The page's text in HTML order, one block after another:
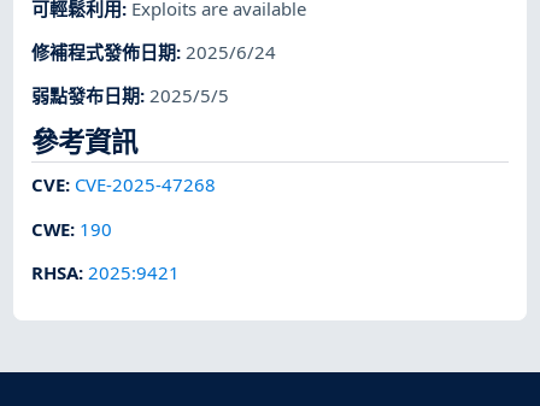
可輕鬆利用: Exploits are available
修補程式發佈日期:2025/6/24
弱點發布日期:2025/5/5
參考資訊
CVE: CVE-2025-47268
CWE: 190
RHSA: 2025:9421